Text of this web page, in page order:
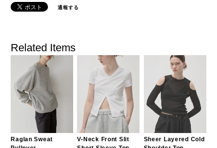
通報する
Related Items
Raglan Sweat
V-Neck Front Slit
Sheer Layered Cold